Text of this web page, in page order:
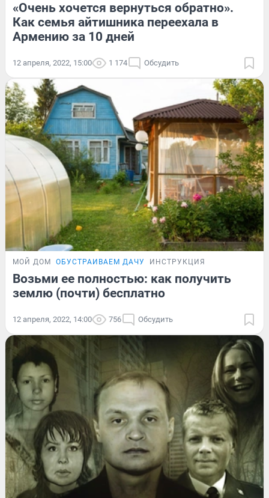
«Очень хочется вернуться обратно».
Как семья айтишника переехала в
Армению за 10 дней
12 апреля, 2022, 15:00 1 174 Обсудить
МОЙ ДОМ ОБУСТРАИВАЕМ ДАЧУ ИНСТРУКЦИЯ
Возьми ее полностью: как получить
землю (почти) бесплатно
12 апреля, 2022, 14:00 756 Обсудить